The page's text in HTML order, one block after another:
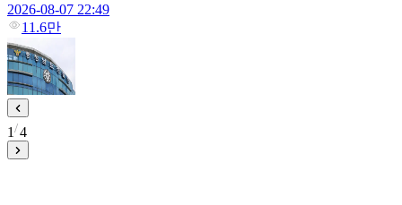
2026-08-07 22:49
11.6만
1 4